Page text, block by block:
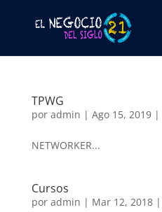
TPWG
por admin | Ago 15, 2019|
NETWORKER...
Cursos
por admin | Mar 12, 2018|